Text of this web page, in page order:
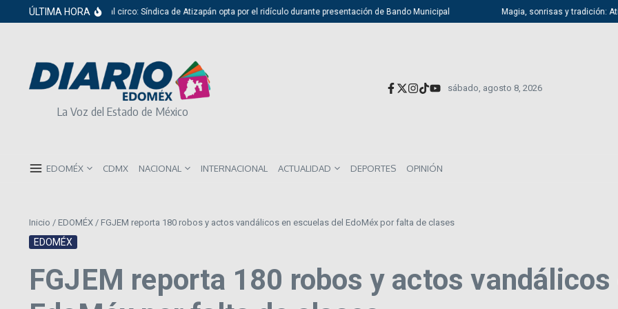
Saltar al contenido
ÚLTIMA HORA
Del cabildo al circo: Síndica de Atizapán opta por el ridículo durante presentación de Bando Municipal Magia, sonrisas y tradición:
La Voz del Estado de México
sábado, agosto 8, 2026
EDOMÉX CDMX NACIONAL INTERNACIONAL ACTUALIDAD DEPORTES OPINIÓN
Inicio / EDOMÉX / FGJEM reporta 180 robos y actos vandálicos en escuelas del EdoMéx por falta de clases
EDOMÉX
FGJEM reporta 180 robos y actos vandálicos